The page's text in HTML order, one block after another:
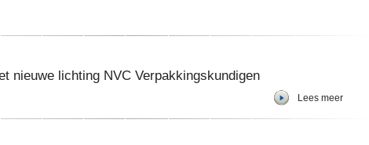
nieuwe lichting NVC Verpakkingskundigen
Lees meer